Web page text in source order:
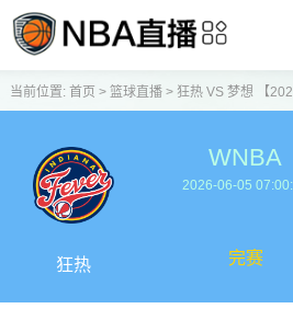
当前位置: 首页 > 篮球直播> 狂热 VS 梦想 【
狂热
WNBA
2026-06-05
完赛